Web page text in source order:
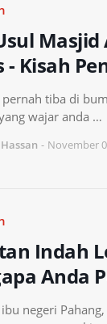
Masjid
- Kisah
pernah tiba di
wajar anda …
- November
Indah
Anda
negeri